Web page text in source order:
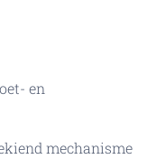
en
mechanisme